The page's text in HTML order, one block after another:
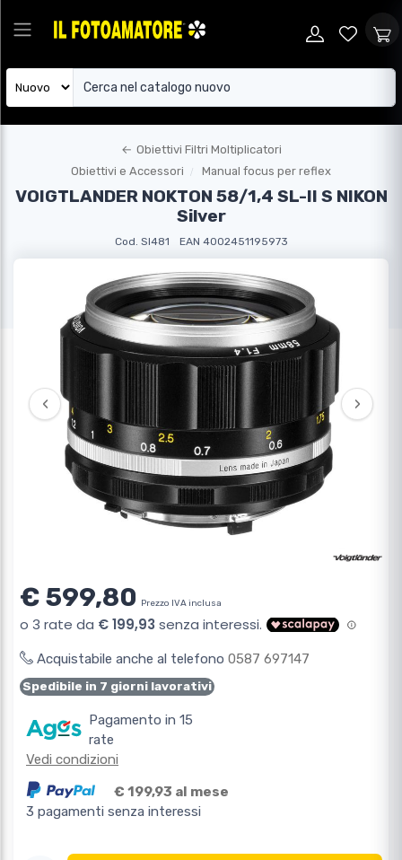
← Obiettivi Filtri Moltiplicatori
Obiettivi e Accessori
Manual focus per reflex
VOIGTLANDER NOKTON 58/1,4 SL-II S NIKON
Silver
Cod. SI481 EAN 4002451195973
‹ ›
€ 599,80 Prezzo IVA inclusa
Acquistabile anche al telefono 0587 697147
Spedibile in 7 giorni lavorativi
Pagamento in 15
rate
Vedi condizioni
€ 199,93 al mese
3 pagamenti senza interessi